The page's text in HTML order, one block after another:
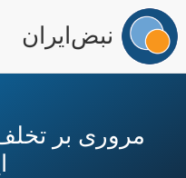
نبض‌ایران